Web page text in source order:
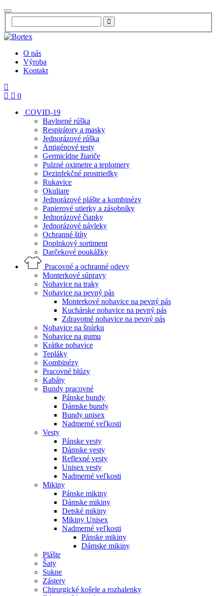
O nás
Výroba
Kontakt
0
COVID-19
Bavlnené rúška
Respirátory a masky
Jednorázové rúška
Antigénové testy
Germicídne žiariče
Pulzné oximetre a teplomery
Dezinfekčné prostriedky
Rukavice
Okuliare
Jednorázové plášte a kombinézy
Papierové utierky a zásobníky
Jednorázové čiapky
Jednorázové návleky
Ochranné štíty
Doplnkový sortiment
Darčekové poukážky
Pracovné a ochranné odevy
Monterkové súpravy
Nohavice na traky
Nohavice na pevný pás
Monterkové nohavice na pevný pás
Kuchárske nohavice na pevný pás
Zdravotné nohavice na pevný pás
Nohavice na šnúrku
Nohavice na gumu
Krátke nohavice
Tepláky
Kombinézy
Pracovné blúzy
Kabáty
Bundy pracovné
Pánske bundy
Dámske bundy
Bundy unisex
Nadmerné veľkosti
Vesty
Pánske vesty
Dámske vesty
Reflexné vesty
Unisex vesty
Nadmerné veľkosti
Mikiny
Pánske mikiny
Dámske mikiny
Detské mikiny
Mikiny Unisex
Nadmerné veľkosti
Pánske mikiny
Dámske mikiny
Plášte
Šaty
Sukne
Zástery
Chirurgické košele a rozhalenky